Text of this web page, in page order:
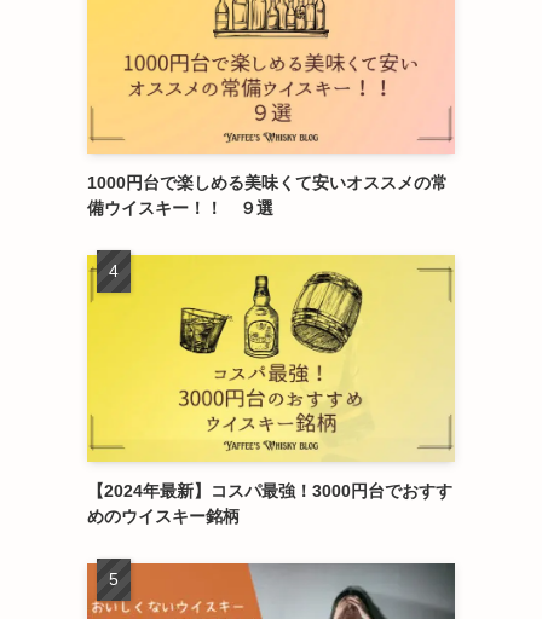
1000円台で楽しめる美味くて安いオススメの常
備ウイスキー！！ ９選
【2024年最新】コスパ最強！3000円台でおすす
めのウイスキー銘柄